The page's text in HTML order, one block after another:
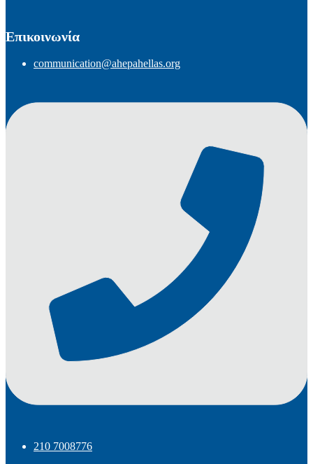
Επικοινωνία
communication@ahepahellas.org
210 7008776